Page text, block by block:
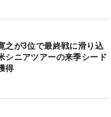
之が3位で最終戦に滑り込
ニアツアーの来季シード
得